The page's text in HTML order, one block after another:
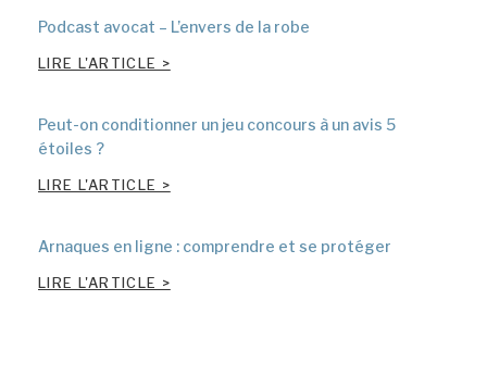
Podcast avocat – L’envers de la robe
LIRE L'ARTICLE >
Peut-on conditionner un jeu concours à un avis 5
étoiles ?
LIRE L'ARTICLE >
Arnaques en ligne : comprendre et se protéger
LIRE L'ARTICLE >